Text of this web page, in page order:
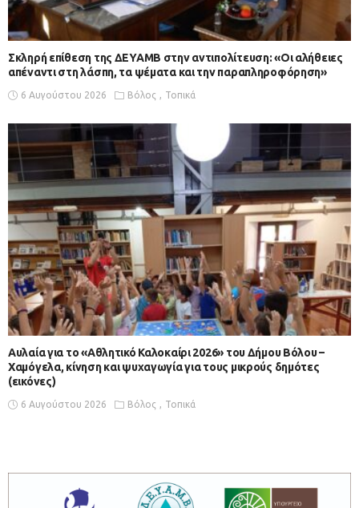
Σκληρή επίθεση της ΔΕΥΑΜΒ στην αντιπολίτευση: «Οι αλήθειες
απέναντι στη λάσπη, τα ψέματα και την παραπληροφόρηση»
6 Αυγούστου 2026 Βόλος Τοπικά
Αυλαία για το «Αθλητικό Καλοκαίρι 2026» του Δήμου Βόλου –
Χαμόγελα, κίνηση και ψυχαγωγία για τους μικρούς δημότες
(εικόνες)
6 Αυγούστου 2026 Βόλος Τοπικά